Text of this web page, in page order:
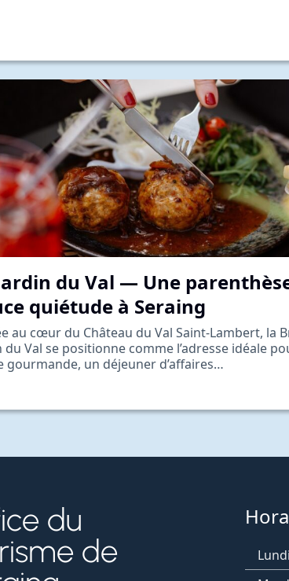
du Val — Une
quiétude à Seraing
au cœur du Château du Val Saint-Lambert, la
du Val se positionne comme l’adresse idéale
gourmande, un déjeuner d’affaires…
du
de
Lundi